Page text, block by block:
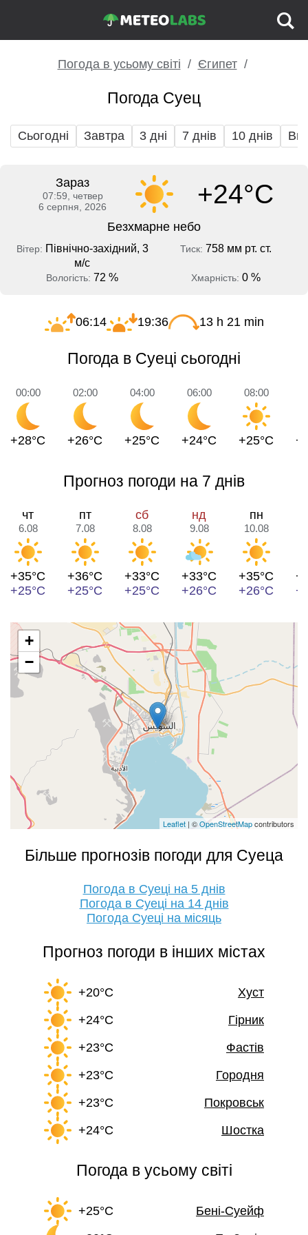
Погода в усьому світі Єгипет
Погода Суец
Сьогодні Завтра 3 дні 7 днів 10 днів
Зараз
07:59, четвер
6 серпня, 2026
+24°C
Безхмарне небо
Вітер: Північно-західний, 3
м/с
Тиск: 758 мм рт. ст.
Вологість: 72 % Хмарність: 0 %
06:14 19:36 13 h 21 min
Погода в Суеці сьогодні
00:00
+28°C
02:00
+26°C
04:00
+25°C
06:00
+24°C
08:00
+25°C
Прогноз погоди на 7 днів
чт
6.08
+35°C
+25°C
пт
7.08
+36°C
+25°C
сб
8.08
+33°C
+25°C
нд
9.08
+33°C
+26°C
пн
10.08
+35°C
+26°C
+
−
Leaflet | ©OpenStreetMapcontributors
Більше прогнозів погоди для Суеца
Погода в Суеці на 5 днів
Погода в Суеці на 14 днів
Погода Суеці на місяць
Прогноз погоди в інших містах
+20°C
Хуст
+24°C
Гірник
+23°C
Фастів
+23°C
Городня
+23°C
Покровськ
+24°C
Шостка
Погода в усьому світі
+25°C
Бені-Суейф